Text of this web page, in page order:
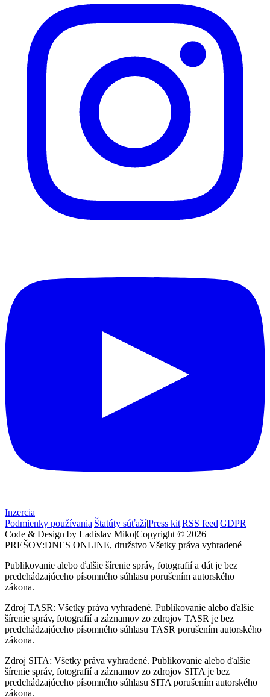
Inzercia
Podmienky používania|Štatúty súťaží|Press kit|RSS feed|GDPR
Code & Design by Ladislav Miko|Copyright © 2026
PREŠOV:DNES ONLINE, družstvo|Všetky práva vyhradené
Publikovanie alebo ďalšie šírenie správ, fotografií a dát je bez
predchádzajúceho písomného súhlasu porušením autorského
zákona.
Zdroj TASR: Všetky práva vyhradené. Publikovanie alebo ďalšie
šírenie správ, fotografií a záznamov zo zdrojov TASR je bez
predchádzajúceho písomného súhlasu TASR porušením autorského
zákona.
Zdroj SITA: Všetky práva vyhradené. Publikovanie alebo ďalšie
šírenie správ, fotografií a záznamov zo zdrojov SITA je bez
predchádzajúceho písomného súhlasu SITA porušením autorského
zákona.